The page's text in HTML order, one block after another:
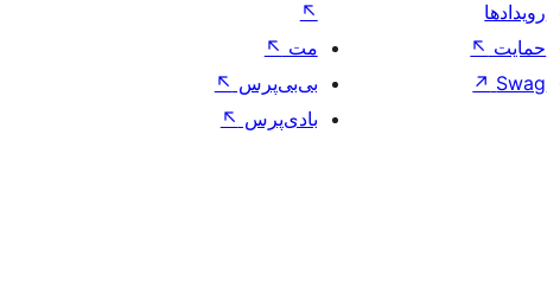
رویدادها
حمایت ↖
Swag
↗
↖
مت ↖
بی‌بی‌پرس ↖
بادی‌پرس ↖